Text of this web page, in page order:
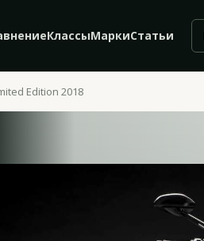
КлассыМаркиСтатьи
Edition 2018